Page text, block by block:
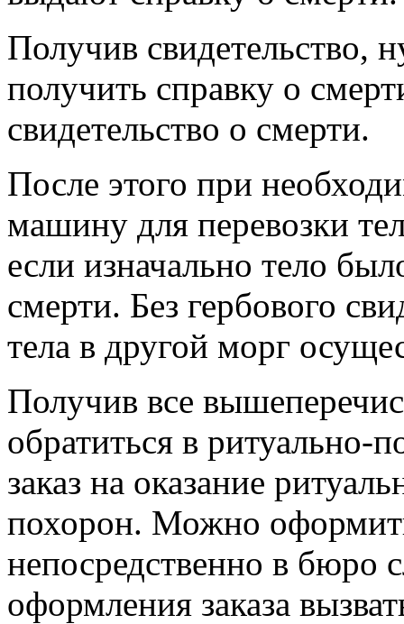
Получив свидетельство,
получить справку о
свидетельство о смерти.
После этого при
машину для перевозки
если изначально тело
смерти. Без гербового
тела в другой морг
Получив все
обратиться в
заказ на оказание
похорон. Можно
непосредственно в бюро
оформления заказа